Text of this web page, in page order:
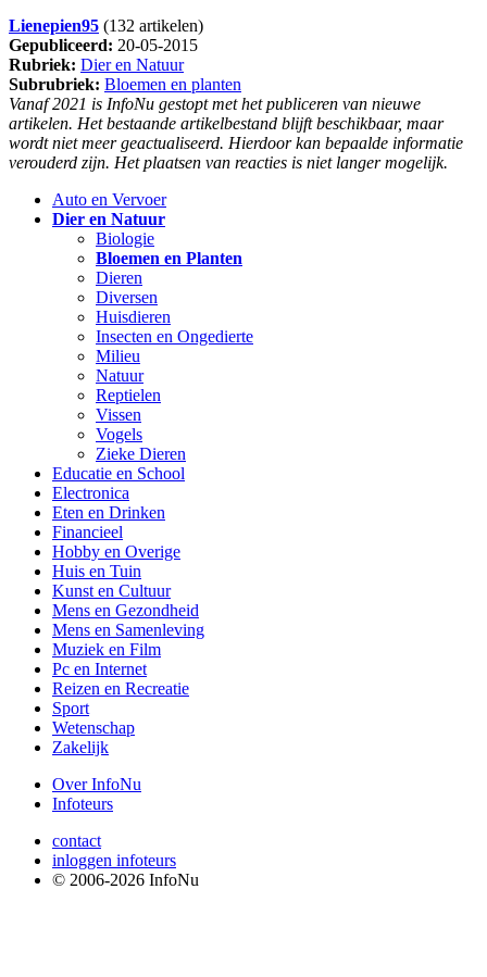
Lienepien95 (132 artikelen)
Gepubliceerd: 20-05-2015
Rubriek: Dier en Natuur
Subrubriek: Bloemen en planten
Vanaf 2021 is InfoNu gestopt met het publiceren van nieuwe
artikelen. Het bestaande artikelbestand blijft beschikbaar, maar
wordt niet meer geactualiseerd. Hierdoor kan bepaalde informatie
verouderd zijn. Het plaatsen van reacties is niet langer mogelijk.
Auto en Vervoer
Dier en Natuur
Biologie
Bloemen en Planten
Dieren
Diversen
Huisdieren
Insecten en Ongedierte
Milieu
Natuur
Reptielen
Vissen
Vogels
Zieke Dieren
Educatie en School
Electronica
Eten en Drinken
Financieel
Hobby en Overige
Huis en Tuin
Kunst en Cultuur
Mens en Gezondheid
Mens en Samenleving
Muziek en Film
Pc en Internet
Reizen en Recreatie
Sport
Wetenschap
Zakelijk
Over InfoNu
Infoteurs
contact
inloggen infoteurs
© 2006-2026 InfoNu